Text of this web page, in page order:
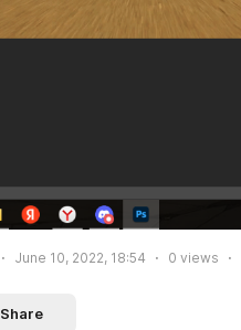
June 10, 2022, 18:54 0 views
Share